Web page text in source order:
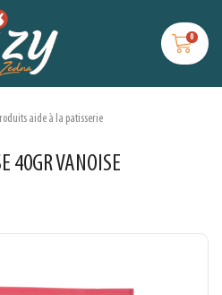
0
aide à la patisserie
40GR VANOISE